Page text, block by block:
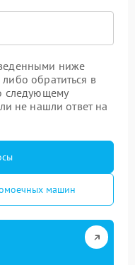
ниже
обратиться в
следующему
не нашли ответ на
машин